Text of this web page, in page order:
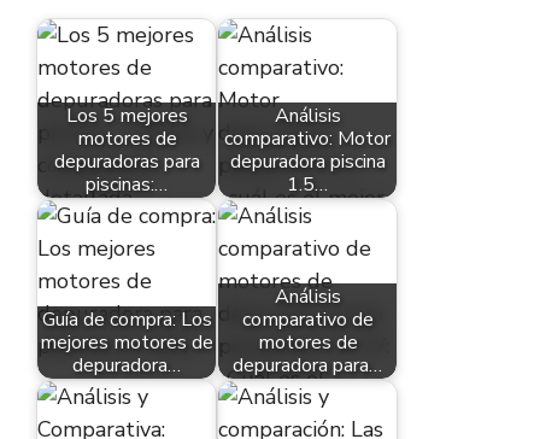
Los 5 mejores
motores de
depuradoras para
piscinas:…
Análisis
comparativo: Motor
depuradora piscina
1.5…
Guía de compra: Los
mejores motores de
depuradora…
Análisis
comparativo de
motores de
depuradora para…